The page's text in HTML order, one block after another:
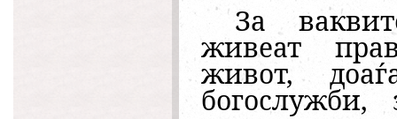
За
живеат
живот,